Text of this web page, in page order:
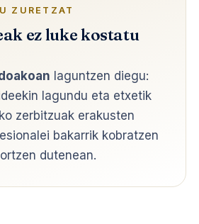
ZURETZAT
ez luke kostatu
laguntzen diegu:
lagundu eta etxetik
zerbitzuak erakusten
bakarrik kobratzen
dutenean.